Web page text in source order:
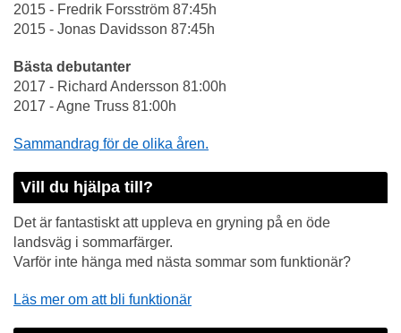
2015 - Fredrik Forsström 87:45h
2015 - Jonas Davidsson 87:45h
Bästa debutanter
2017 - Richard Andersson 81:00h
2017 - Agne Truss 81:00h
Sammandrag för de olika åren.
Vill du hjälpa till?
Det är fantastiskt att uppleva en gryning på en öde
landsväg i sommarfärger.
Varför inte hänga med nästa sommar som funktionär?
Läs mer om att bli funktionär